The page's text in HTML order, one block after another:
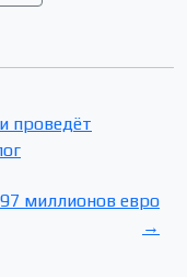
проведёт
миллионов евро
→